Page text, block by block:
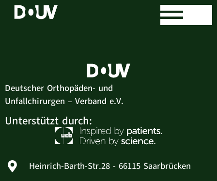
Margot Christ
Deutscher Orthopäden- und
Unfallchirurgen – Verband e.V.
Unterstützt durch:
Heinrich-Barth-Str.28 - 66115 Saarbrücken